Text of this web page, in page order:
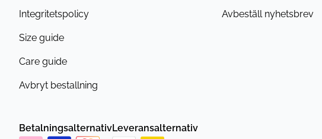
Integritetspolicy
Size guide
Care guide
Avbryt bestallning
Avbeställ nyhetsbrev
BetalningsalternativLeveransalternativ